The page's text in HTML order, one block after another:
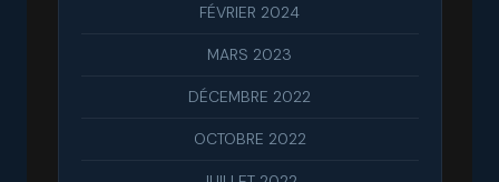
FÉVRIER 2024
MARS 2023
DÉCEMBRE 2022
OCTOBRE 2022